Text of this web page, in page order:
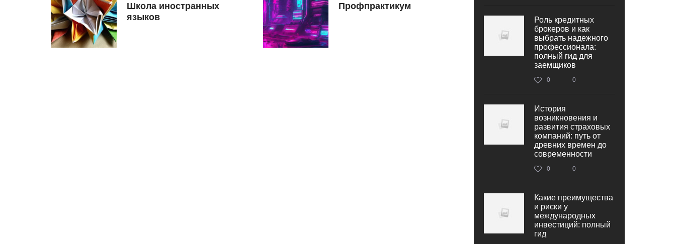
Школа иностранных
языков
Профпрактикум
Роль кредитных
брокеров и как
выбрать надежного
профессионала:
полный гид для
заемщиков
0 0
История
возникновения и
развития страховых
компаний: путь от
древних времен до
современности
0 0
Какие преимущества
и риски у
международных
инвестиций: полный
гид